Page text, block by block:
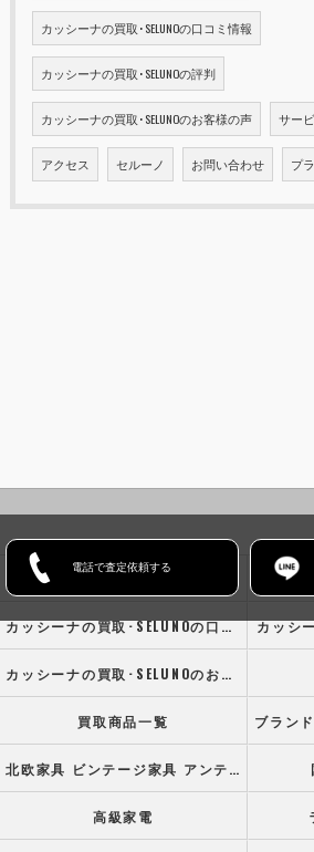
カッシーナの買取･SELUNOの口コミ情報
カッシーナの買取･SELUNOの評判
カッシーナの買取･SELUNOのお客様の声 サー
アクセス セルーノ お問い合わせ プ
電話で査定依頼する
ホーム
カッシーナの買取･SELUNOの口コミ情報 カッシ
カッシーナの買取･SELUNOのお客様の声
買取商品一覧
北欧家具 ビンテージ家具 アンティーク家具
高級家電